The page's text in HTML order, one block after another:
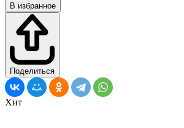
В избранное
Поделиться
Хит